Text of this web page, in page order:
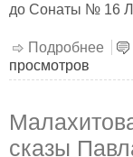
до Сонаты № 16
Подробнее о
просмотров
сказы